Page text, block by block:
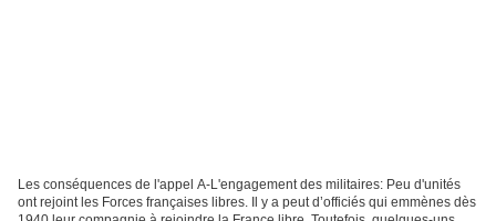
Les conséquences de l'appel A-L'engagement des militaires: Peu d'unités
ont rejoint les Forces françaises libres. Il y a peut d’officiés qui emmènes dès